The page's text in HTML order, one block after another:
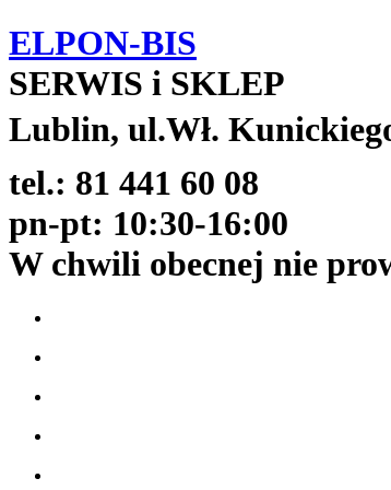
ELPON-BIS
SERWIS i SKLEP
Lublin, ul.Wł.
tel.: 81 441 60 08
pn-pt: 10:30-16:00
W chwili obecnej nie